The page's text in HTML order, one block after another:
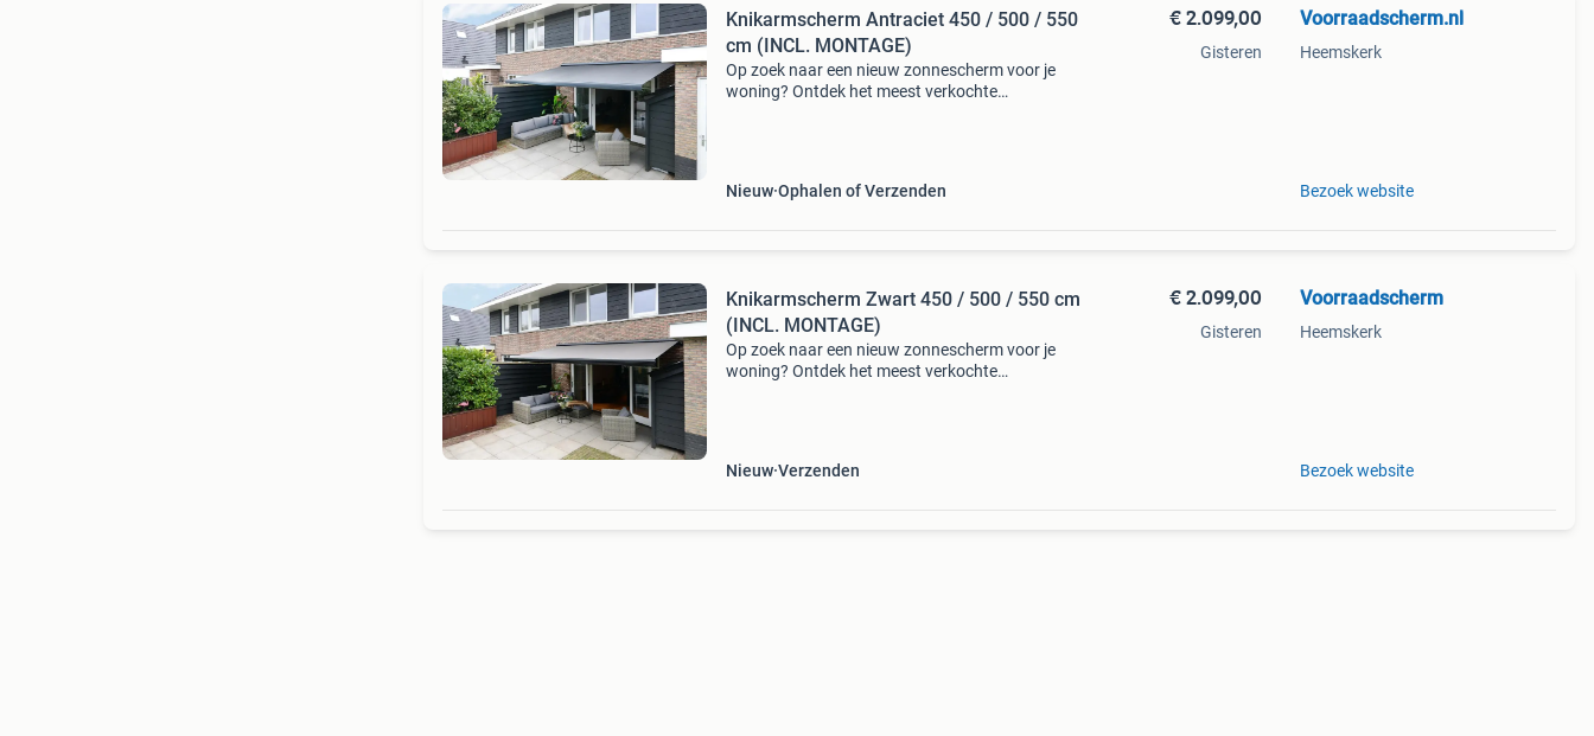
Knikarmscherm Antraciet 450 / 500 / 550
cm (INCL. MONTAGE)
Op zoek naar een nieuw zonnescherm voor je
woning? Ontdek het meest verkochte
Nieuw Ophalen of Verzenden
€ 2.099,00
Gisteren
Voorraadscherm.nl
Heemskerk
Bezoek website
Knikarmscherm Zwart 450 / 500 / 550 cm
(INCL. MONTAGE)
Op zoek naar een nieuw zonnescherm voor je
woning? Ontdek het meest verkochte
Nieuw Verzenden
€ 2.099,00
Gisteren
Voorraadscherm
Heemskerk
Bezoek website